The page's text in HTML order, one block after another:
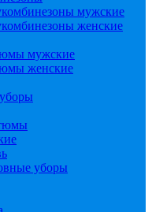
мужские
женские
мужские
женские
уборы